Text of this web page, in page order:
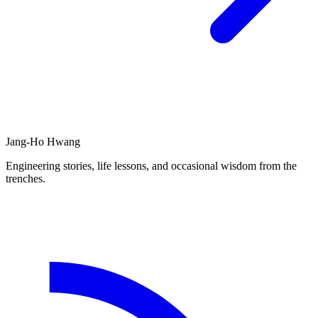
Jang-Ho Hwang
Engineering stories, life lessons, and occasional wisdom from the
trenches.